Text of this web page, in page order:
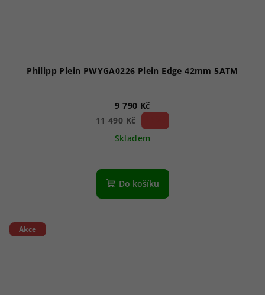
Philipp Plein PWYGA0226 Plein Edge 42mm 5ATM
9 790 Kč
11 490 Kč
Skladem
Do košíku
Akce